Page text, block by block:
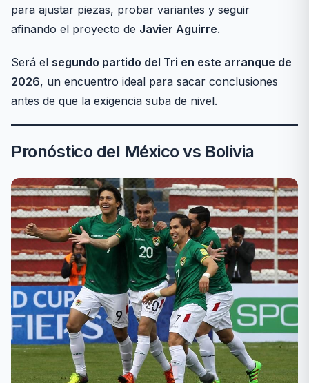
para ajustar piezas, probar variantes y seguir
afinando el proyecto de Javier Aguirre.
Será el segundo partido del Tri en este arranque de
2026, un encuentro ideal para sacar conclusiones
antes de que la exigencia suba de nivel.
Pronóstico del México vs Bolivia